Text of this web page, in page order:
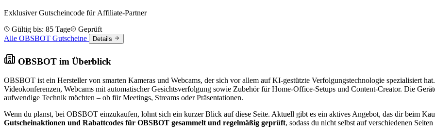
Exklusiver Gutscheincode für Affiliate-Partner
Gültig bis: 85 Tage
Geprüft
Alle OBSBOT Gutscheine
Details
OBSBOT im Überblick
OBSBOT ist ein Hersteller von smarten Kameras und Webcams, der sich vor allem auf KI-gestützte Verfolgungstechnologie spezialisiert
Videokonferenzen, Webcams mit automatischer Gesichtsverfolgung sowie Zubehör für Home-Office-Setups und Content-Creator. Die
aufwendige Technik möchten – ob für Meetings, Streams oder Präsentationen.
Wenn du planst, bei OBSBOT einzukaufen, lohnt sich ein kurzer Blick auf diese Seite. Aktuell gibt es ein aktives Angebot, das dir beim
Gutscheinaktionen und Rabattcodes für OBSBOT gesammelt und regelmäßig geprüft, sodass du nicht selbst auf verschiedenen Seiten